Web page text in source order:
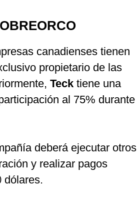
canadienses tienen
propietario de las
Teck tiene una
al 75% durante
deberá ejecutar otros
y realizar pagos
dólares.